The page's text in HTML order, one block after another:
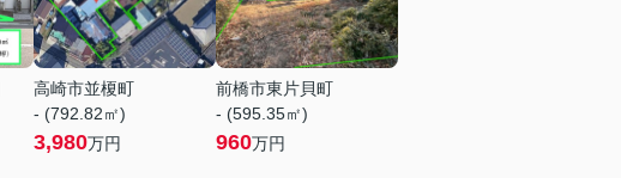
高崎市並榎町
- (792.82㎡)
3,980万円
前橋市東片貝町
- (595.35㎡)
960万円